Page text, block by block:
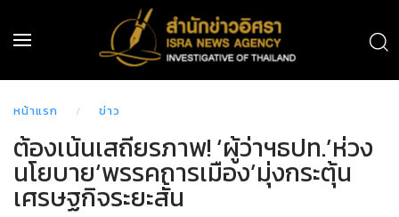
หน้าแรก ข่าว
ต้องเน้นเสถียรภาพ! ‘ผู้ว่าฯธปท.’ห่วง
นโยบาย‘พรรคการเมือง’มุ่งกระตุ้น
เศรษฐกิจระยะสั้น